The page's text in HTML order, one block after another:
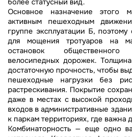
более статусный вид.
Основное назначение этого
активным пешеходным
группе эксплуатации Б,
для мощения тротуаров на
остановок
велосипедных дорожек.
достаточную прочность, чтобы
пешеходные нагрузки без
растрескивания. Покрытие
даже в местах с высокой
входов в административные
к паркам территориях, где важна
Комбинаторность — еще одно